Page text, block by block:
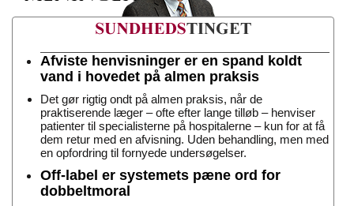
Afviste henvisninger er en spand koldt
vand i hovedet på almen praksis
Det gør rigtig ondt på almen praksis, når de
praktiserende læger – ofte efter lange tilløb – henviser
patienter til specialisterne på hospitalerne – kun for at få
dem retur med en afvisning. Uden behandling, men med
en opfordring til fornyede undersøgelser.
Off-label er systemets pæne ord for
dobbeltmoral